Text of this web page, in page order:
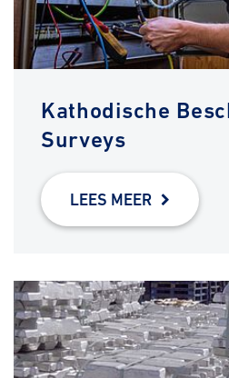
Kathodische
Surveys
LEES MEER